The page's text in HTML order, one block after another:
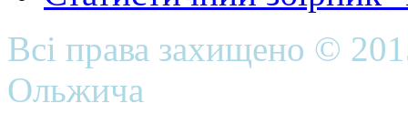
Всі права захищено ©
Ольжича